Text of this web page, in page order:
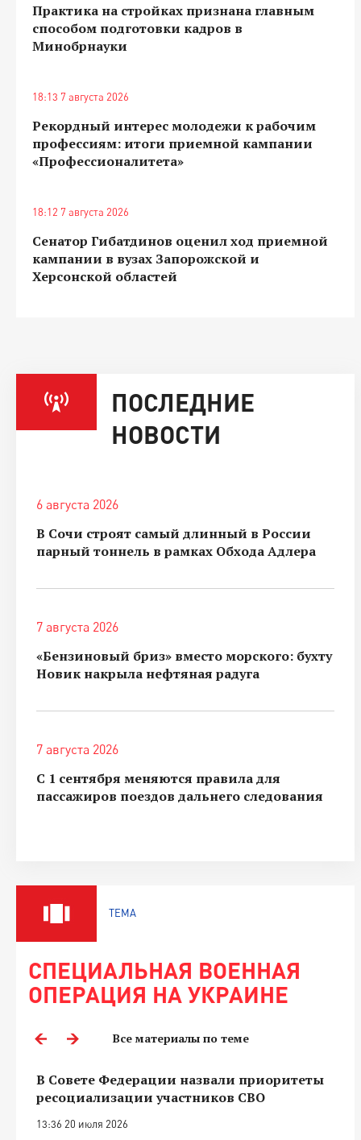
Практика на стройках признана главным
способом подготовки кадров в
Минобрнауки
18:13 7 августа 2026
Рекордный интерес молодежи к рабочим
профессиям: итоги приемной кампании
«Профессионалитета»
18:12 7 августа 2026
Сенатор Гибатдинов оценил ход приемной
кампании в вузах Запорожской и
Херсонской областей
ПОСЛЕДНИЕ
НОВОСТИ
6 августа 2026
В Сочи строят самый длинный в России
парный тоннель в рамках Обхода Адлера
7 августа 2026
«Бензиновый бриз» вместо морского: бухту
Новик накрыла нефтяная радуга
7 августа 2026
С 1 сентября меняются правила для
пассажиров поездов дальнего следования
ТЕМА
СПЕЦИАЛЬНАЯ ВОЕННАЯ
ОПЕРАЦИЯ НА УКРАИНЕ
Все материалы по теме
В Совете Федерации назвали приоритеты
ресоциализации участников СВО
13:36 20 июля 2026